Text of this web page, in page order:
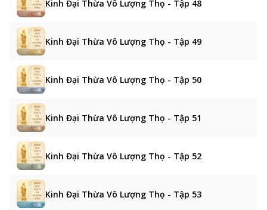
Kinh Đại Thừa Vô Lượng Thọ - Tập 48
Kinh Đại Thừa Vô Lượng Thọ - Tập 49
Kinh Đại Thừa Vô Lượng Thọ - Tập 50
Kinh Đại Thừa Vô Lượng Thọ - Tập 51
Kinh Đại Thừa Vô Lượng Thọ - Tập 52
Kinh Đại Thừa Vô Lượng Thọ - Tập 53